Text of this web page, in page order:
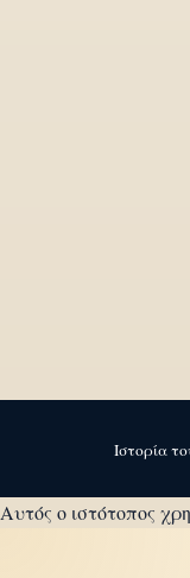
Ιστορία
Αυτός ο ιστότοπος